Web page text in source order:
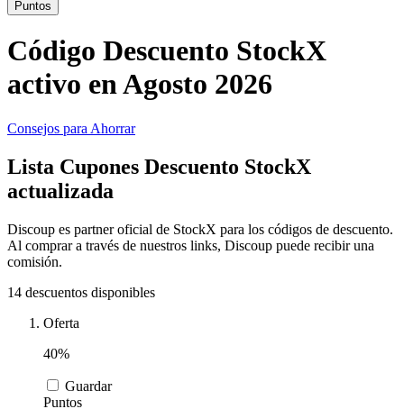
Booking.com
Temu
MediaMarkt
Vacaciones y
Transporte
Perfumes
Tiempo libre
Puntos
Código Descuento StockX
activo en Agosto 2026
Consejos para Ahorrar
Lista Cupones Descuento StockX
actualizada
Discoup es partner oficial de StockX para los códigos de descuento.
Al comprar a través de nuestros links, Discoup puede recibir una
comisión.
14 descuentos disponibles
Oferta
40%
Guardar
Puntos